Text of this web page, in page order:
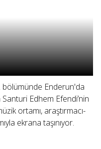
bölümünde Enderun'da
Edhem Efendi’nin
ortamı, araştırmacı-
ekrana taşınıyor.